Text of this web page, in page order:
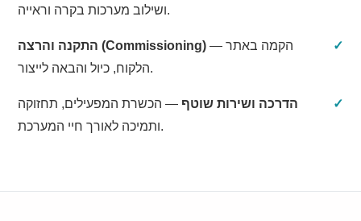
ושילוב מערכות בקרה וראייה.
התקנה והרצה (Commissioning) — הקמה באתר
הלקוח, כיול והבאה לייצור.
הדרכה ושירות שוטף — הכשרת המפעילים, תחזוקה
ותמיכה לאורך חיי המערכת.